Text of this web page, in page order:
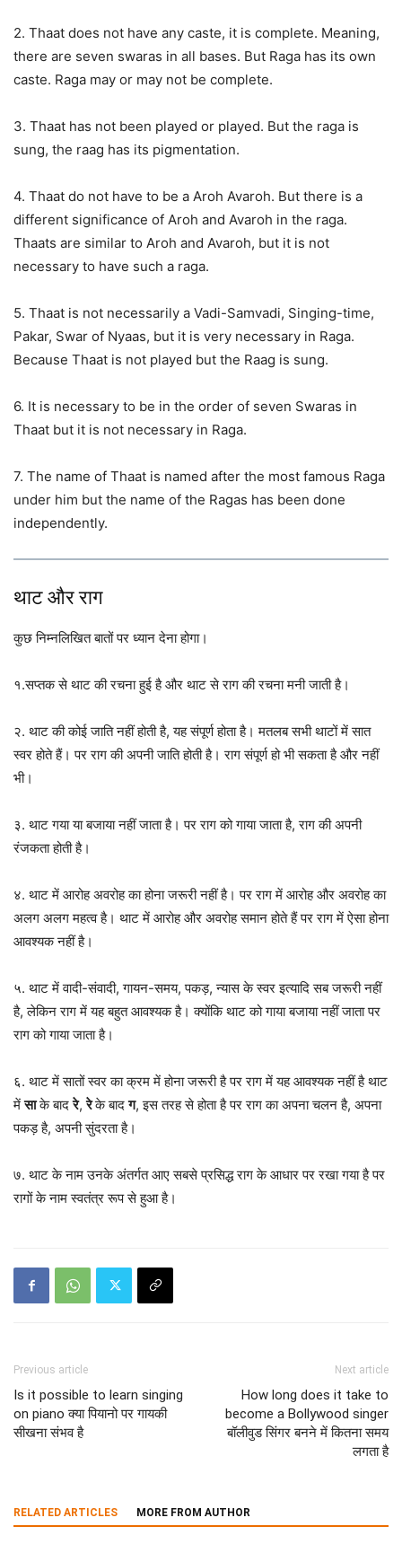
2. Thaat does not have any caste, it is complete. Meaning,
there are seven swaras in all bases. But Raga has its own
caste. Raga may or may not be complete.
3. Thaat has not been played or played. But the raga is
sung, the raag has its pigmentation.
4. Thaat do not have to be a Aroh Avaroh. But there is a
different significance of Aroh and Avaroh in the raga.
Thaats are similar to Aroh and Avaroh, but it is not
necessary to have such a raga.
5. Thaat is not necessarily a Vadi-Samvadi, Singing-time,
Pakar, Swar of Nyaas, but it is very necessary in Raga.
Because Thaat is not played but the Raag is sung.
6. It is necessary to be in the order of seven Swaras in
Thaat but it is not necessary in Raga.
7. The name of Thaat is named after the most famous Raga
under him but the name of the Ragas has been done
independently.
थाट और राग
कुछ निम्नलिखित बातों पर ध्यान देना होगा।
१.सप्तक से थाट की रचना हुई है और थाट से राग की रचना मनी जाती है।
२. थाट की कोई जाति नहीं होती है, यह संपूर्ण होता है। मतलब सभी थाटों में सात
स्वर होते हैं। पर राग की अपनी जाति होती है। राग संपूर्ण हो भी सकता है और नहीं
भी।
३. थाट गया या बजाया नहीं जाता है। पर राग को गाया जाता है, राग की अपनी
रंजकता होती है।
४. थाट में आरोह अवरोह का होना जरूरी नहीं है। पर राग में आरोह और अवरोह का
अलग अलग महत्व है। थाट में आरोह और अवरोह समान होते हैं पर राग में ऐसा होना
आवश्यक नहीं है।
५. थाट में वादी-संवादी, गायन-समय, पकड़, न्यास के स्वर इत्यादि सब जरूरी नहीं
है, लेकिन राग में यह बहुत आवश्यक है। क्योंकि थाट को गाया बजाया नहीं जाता पर
राग को गाया जाता है।
६. थाट में सातों स्वर का क्रम में होना जरूरी है पर राग में यह आवश्यक नहीं है थाट
मेंसाके बादरे,रेके बादग, इस तरह से होता है पर राग का अपना चलन है, अपना
पकड़ है, अपनी सुंदरता है।
७. थाट के नाम उनके अंतर्गत आए सबसे प्रसिद्ध राग के आधार पर रखा गया है पर
रागों के नाम स्वतंत्र रूप से हुआ है।
Previous article
Is it possible to learn singing
on piano क्या पियानो पर गायकी
सीखना संभव है
Next article
How long does it take to
become a Bollywood singer
बॉलीवुड सिंगर बनने में कितना समय
लगता है
RELATED ARTICLES MORE FROM AUTHOR